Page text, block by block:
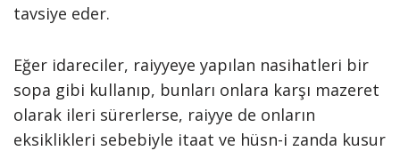
tavsiye eder.
Eğer idareciler, raiyyeye yapılan nasihatleri bir
sopa gibi kullanıp, bunları onlara karşı mazeret
olarak ileri sürerlerse, raiyye de onların
eksiklikleri sebebiyle itaat ve hüsn-i zanda kusur